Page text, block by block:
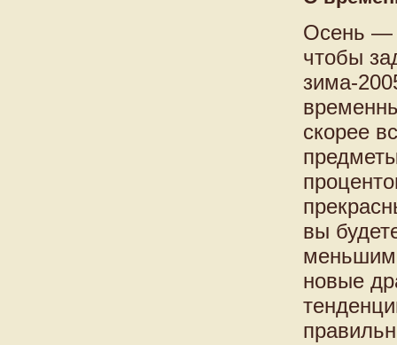
Осень —
чтобы
зима-
скорее
вы
меньшим
новые